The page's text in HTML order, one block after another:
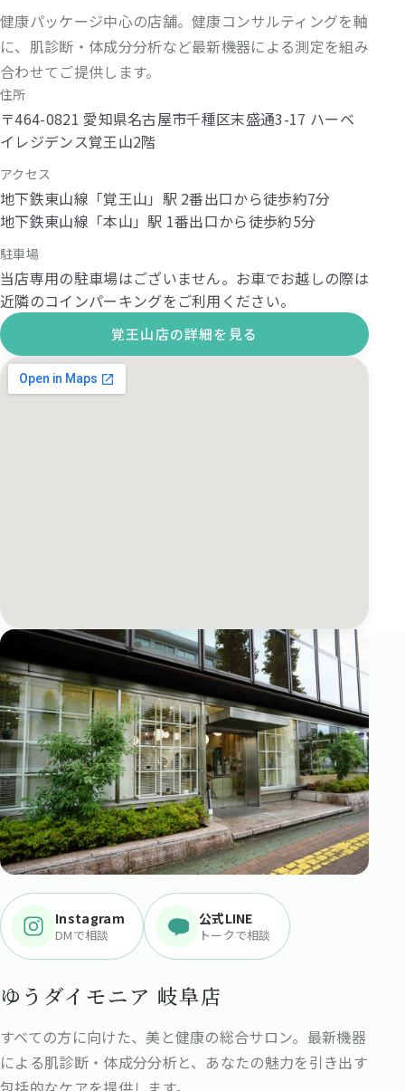
健康パッケージ中心の店舗。健康コンサルティングを軸
に、肌診断・体成分分析など最新機器による測定を組み
合わせてご提供します。
住所
〒464-0821 愛知県名古屋市千種区末盛通3-17 ハーベ
イレジデンス覚王山2階
アクセス
地下鉄東山線「覚王山」駅 2番出口から徒歩約7分
地下鉄東山線「本山」駅 1番出口から徒歩約5分
駐車場
当店専用の駐車場はございません。お車でお越しの際は
近隣のコインパーキングをご利用ください。
覚王山店の詳細を見る
Instagram
DMで相談
公式LINE
トークで相談
ゆうダイモニア 岐阜店
すべての方に向けた、美と健康の総合サロン。最新機器
による肌診断・体成分分析と、あなたの魅力を引き出す